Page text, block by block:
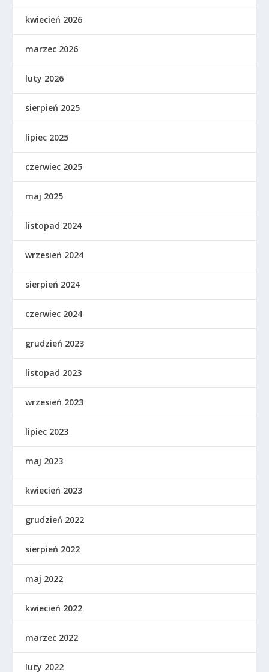
kwiecień 2026
marzec 2026
luty 2026
sierpień 2025
lipiec 2025
czerwiec 2025
maj 2025
listopad 2024
wrzesień 2024
sierpień 2024
czerwiec 2024
grudzień 2023
listopad 2023
wrzesień 2023
lipiec 2023
maj 2023
kwiecień 2023
grudzień 2022
sierpień 2022
maj 2022
kwiecień 2022
marzec 2022
luty 2022